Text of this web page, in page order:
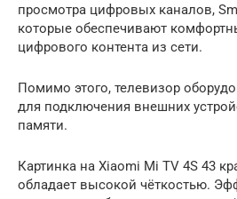
просмотра цифровых каналов,
которые обеспечивают
цифрового контента из сети.
Помимо этого, телевизор
для подключения внешних
памяти.
Картинка на Xiaomi Mi TV 4S 43
обладает высокой чёткостью.